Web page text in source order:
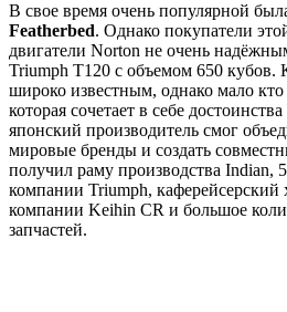
В свое время очень популярной
Featherbed. Однако покупатели
двигатели Norton не очень
Triumph T120 с объемом 650 кубов.
широко известным, однако мало кто
которая сочетает в себе
японский производитель смог
мировые бренды и создать
получил раму производства Indian,
компании Triumph, каферейсерский
компании Keihin CR и большое
запчастей.